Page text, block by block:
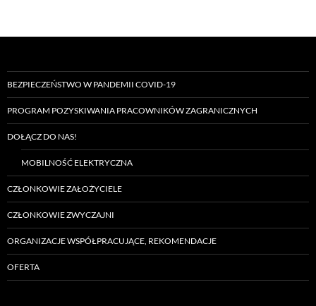
BEZPIECZEŃSTWO W PANDEMII COVID-19
PROGRAM POZYSKIWANIA PRACOWNIKÓW ZAGRANICZNYCH
DOŁĄCZ DO NAS!
MOBILNOŚĆ ELEKTRYCZNA
CZŁONKOWIE ZAŁOŻYCIELE
CZŁONKOWIE ZWYCZAJNI
ORGANIZACJE WSPÓŁPRACUJĄCE, REKOMENDACJE
OFERTA